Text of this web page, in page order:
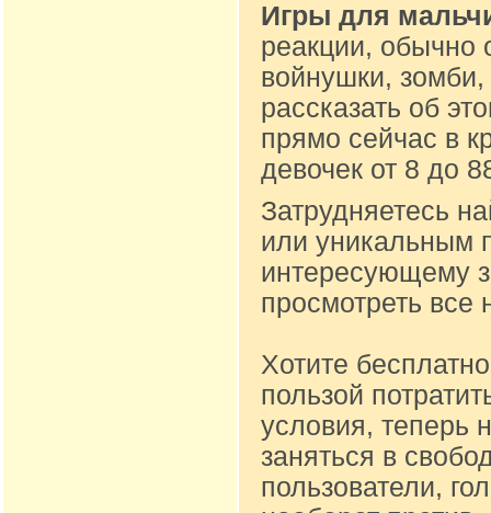
Игры для
реакции, обычно
войнушки, зомби,
рассказать об
прямо сейчас в
девочек от 8 до
Затрудняетесь
или уникальным
интересующему
просмотреть все
Хотите
пользой
условия, теперь
заняться в
пользователи,